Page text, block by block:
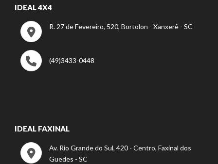
IDEAL 4X4
R. 27 de Fevereiro, 520, Bortolon - Xanxerê - SC
(49)3433-0448
IDEAL FAXINAL
Av. Rio Grande do Sul, 420 - Centro, Faxinal dos
Guedes - SC